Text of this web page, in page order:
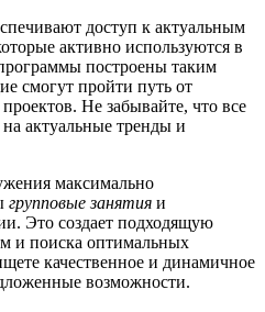
доступ к актуальным
активно используются в
построены таким
смогут пройти путь от
Не забывайте, что все
актуальные тренды и
максимально
групповые занятия и
Это создает подходящую
и поиска оптимальных
качественное и динамичное
возможности.